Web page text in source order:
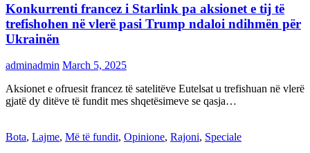
Konkurrenti francez i Starlink pa aksionet e tij të
trefishohen në vlerë pasi Trump ndaloi ndihmën për
Ukrainën
adminadmin March 5, 2025
Aksionet e ofruesit francez të satelitëve Eutelsat u trefishuan në vlerë
gjatë dy ditëve të fundit mes shqetësimeve se qasja…
Bota, Lajme, Më të fundit, Opinione, Rajoni, Speciale